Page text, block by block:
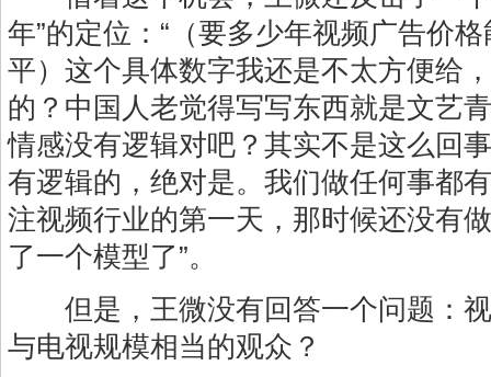
年”的定位：“（要多少年视频广告价
平）这个具体数字我还是不太方便给
的？中国人老觉得写写东西就是文艺
情感没有逻辑对吧？其实不是这么回
有逻辑的，绝对是。我们做任何事都
注视频行业的第一天，那时候还没有
了一个模型了”。
但是，王微没有回答一个问题：视
与电视规模相当的观众？